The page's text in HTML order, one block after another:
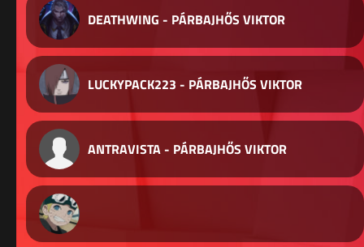
DEATHWING - PÁRBAJHŐS VIKTOR
LUCKYPACK223 - PÁRBAJHŐS VIKTOR
ANTRAVISTA - PÁRBAJHŐS VIKTOR